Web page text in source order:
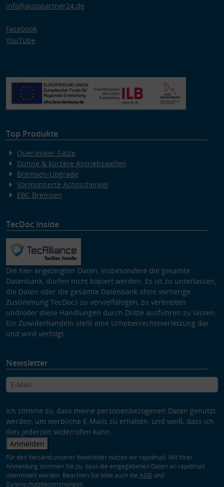
info@autopartner24.de
Facebook
YouTube
Top Produkte
Querlenker-Sätze
Dünne & kürzere Antriebswellen
Bremsen-Upgrade
Vormontierte Achsschenkel
EBC Bremsen
TecDoc Inside
Die hier angezeigten Daten, insbesondere die gesamte
Datenbank, dürfen nicht kopiert werden. Es ist zu unterlassen,
die Daten oder die gesamte Datenbank ohne vorherige
Zustimmung TecDocs zu vervielfältigen, zu verbreiten
und/oder diese Handlungen durch Dritte ausführen zu lassen.
Ein Zuwiderhandeln stellt eine Urheberrechtsverletzung dar
und wird verfolgt.
Newsletter
Ich stimme zu, dass meine personenbezogenen Daten genutzt
werden, um werbliche E-Mails zu erhalten, und weiß, dass ich
dies jederzeit widerrufen kann.
Anmelden
Für den Versand unserer Newsletter nutzen wir rapidmail. Mit Ihrer
Anmeldung stimmen Sie zu, dass die eingegebenen Daten an rapidmail
übermittelt werden. Beachten Sie bitte auch die AGB und
Datenschutzbestimmungen.